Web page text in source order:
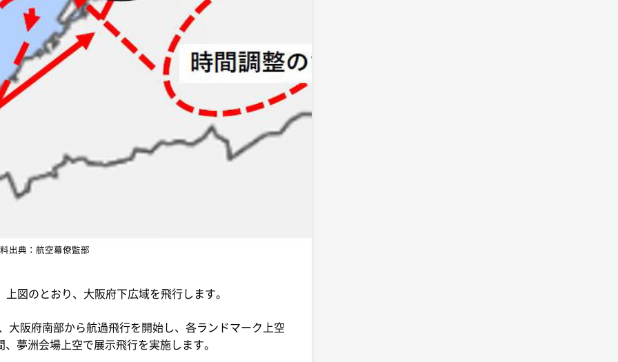
出典：航空幕僚監部
図のとおり、大阪府下広域を飛行します。
大阪府南部から航過飛行を開始し、各ランドマーク上空
夢洲会場上空で展示飛行を実施します。